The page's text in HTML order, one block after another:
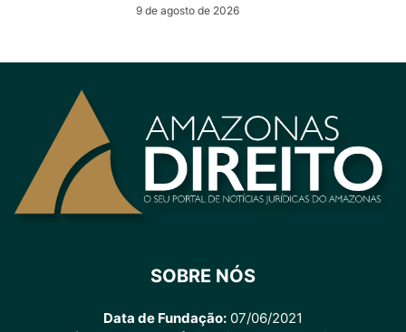
9 de agosto de 2026
SOBRE NÓS
Data de Fundação: 07/06/2021